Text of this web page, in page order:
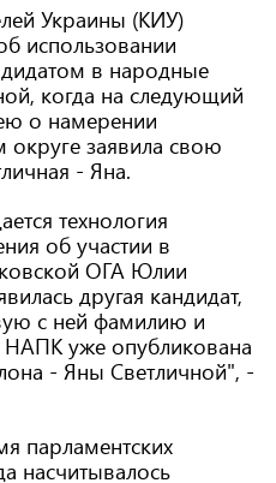
Украины (КИУ)
использовании
в народные
когда на следующий
о намерении
округе заявила свою
- Яна.
технология
об участии в
ОГА Юлии
другая кандидат,
с ней фамилию и
НАПК уже опубликована
- Яны Светличной", -
парламентских
насчитывалось